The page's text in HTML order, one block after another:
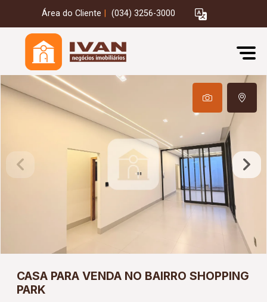
Área do Cliente (034) 3256-3000
CASA PARA VENDA NO BAIRRO SHOPPING
PARK